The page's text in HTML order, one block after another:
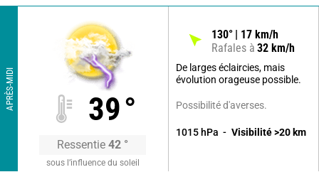
APRÈS-MIDI 39°
Ressentie 42 °
sous l’influence du soleil
130° 17 km/h
Rafales à 32 km/h
De larges éclaircies, mais
évolution orageuse possible.
Possibilité d'averses.
1015 hPa Visibilité >20 km